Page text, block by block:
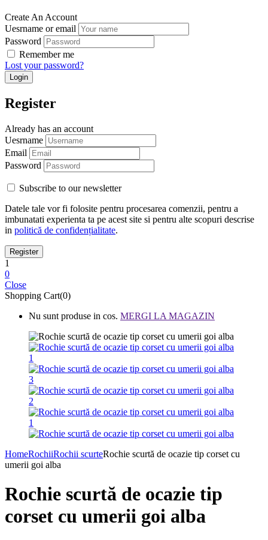
Create An Account
Uesrname or email
Password
Remember me
Lost your password?
Register
Already has an account
Uesrname
Email
Password
Subscribe to our newsletter
Datele tale vor fi folosite pentru procesarea comenzii, pentru a
imbunatati experienta ta pe acest site si pentru alte scopuri descrise
in politică de confidențialitate.
1
0
Close
Shopping Cart(0)
Nu sunt produse in cos. MERGI LA MAGAZIN
HomeRochiiRochii scurteRochie scurtă de ocazie tip corset cu
umerii goi alba
Rochie scurtă de ocazie tip
corset cu umerii goi alba